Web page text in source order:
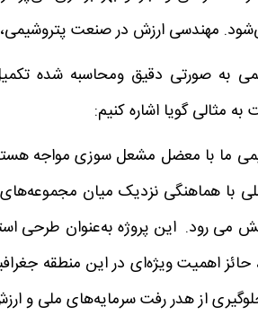
مهندسی ارزش در صنعت پتروشیمی،
به صورتی دقیق ومحاسبه شده
مثالی گویا اشاره کنیم:
ما با معضل مشعل سوزی مواجه
ملی با هماهنگی نزدیک میان
می رود. این پروژه به‌عنوان طرحی
حائز اهمیت ویژه‌ای در این منطقه
از هدر رفت سرمایه‌های ملی و